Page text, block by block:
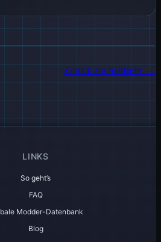
Zurück zur Startseite →
LINKS
So geht’s
FAQ
Modder-Datenbank
Blog